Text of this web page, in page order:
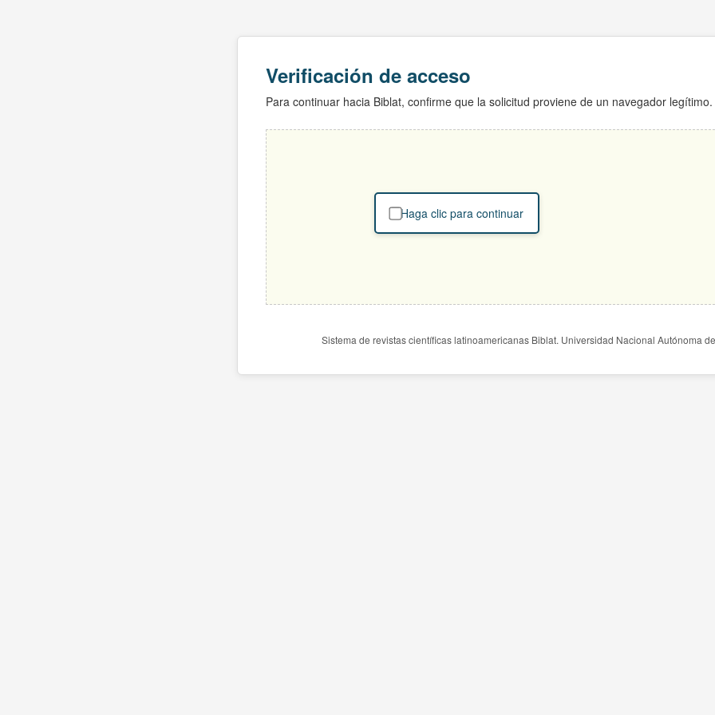
Verificación de acceso
Para continuar hacia Biblat, confirme que la solicitud proviene de un navegador legítimo.
Haga clic para continuar
Sistema de revistas científicas latinoamericanas Biblat. Universidad Nacional Autónoma